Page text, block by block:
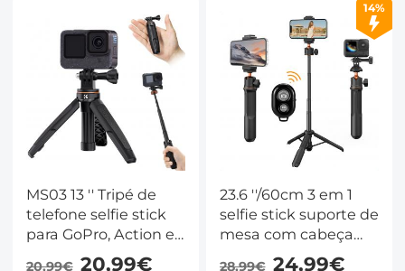
MS03 13 '' Tripé de
telefone selfie stick
para GoPro, Action e
Insta (pequeno, preto
20,99€ 20,99€
14%
23.6 ''/60cm 3 em 1
selfie stick suporte de
mesa com cabeça
esférica + suporte
28,99€ 24,99€